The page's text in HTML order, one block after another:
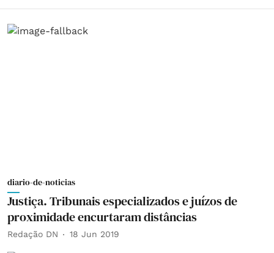
diario-de-noticias
Justiça. Tribunais especializados e juízos de
proximidade encurtaram distâncias
Redação DN 18 Jun 2019